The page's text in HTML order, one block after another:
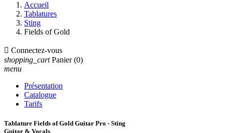
Accueil
Tablatures
Sting
Fields of Gold
 Connectez-vous
shopping_cart Panier (0)
menu
Présentation
Catalogue
Tarifs
Tablature Fields of Gold Guitar Pro - Sting
Guitar & Vocals